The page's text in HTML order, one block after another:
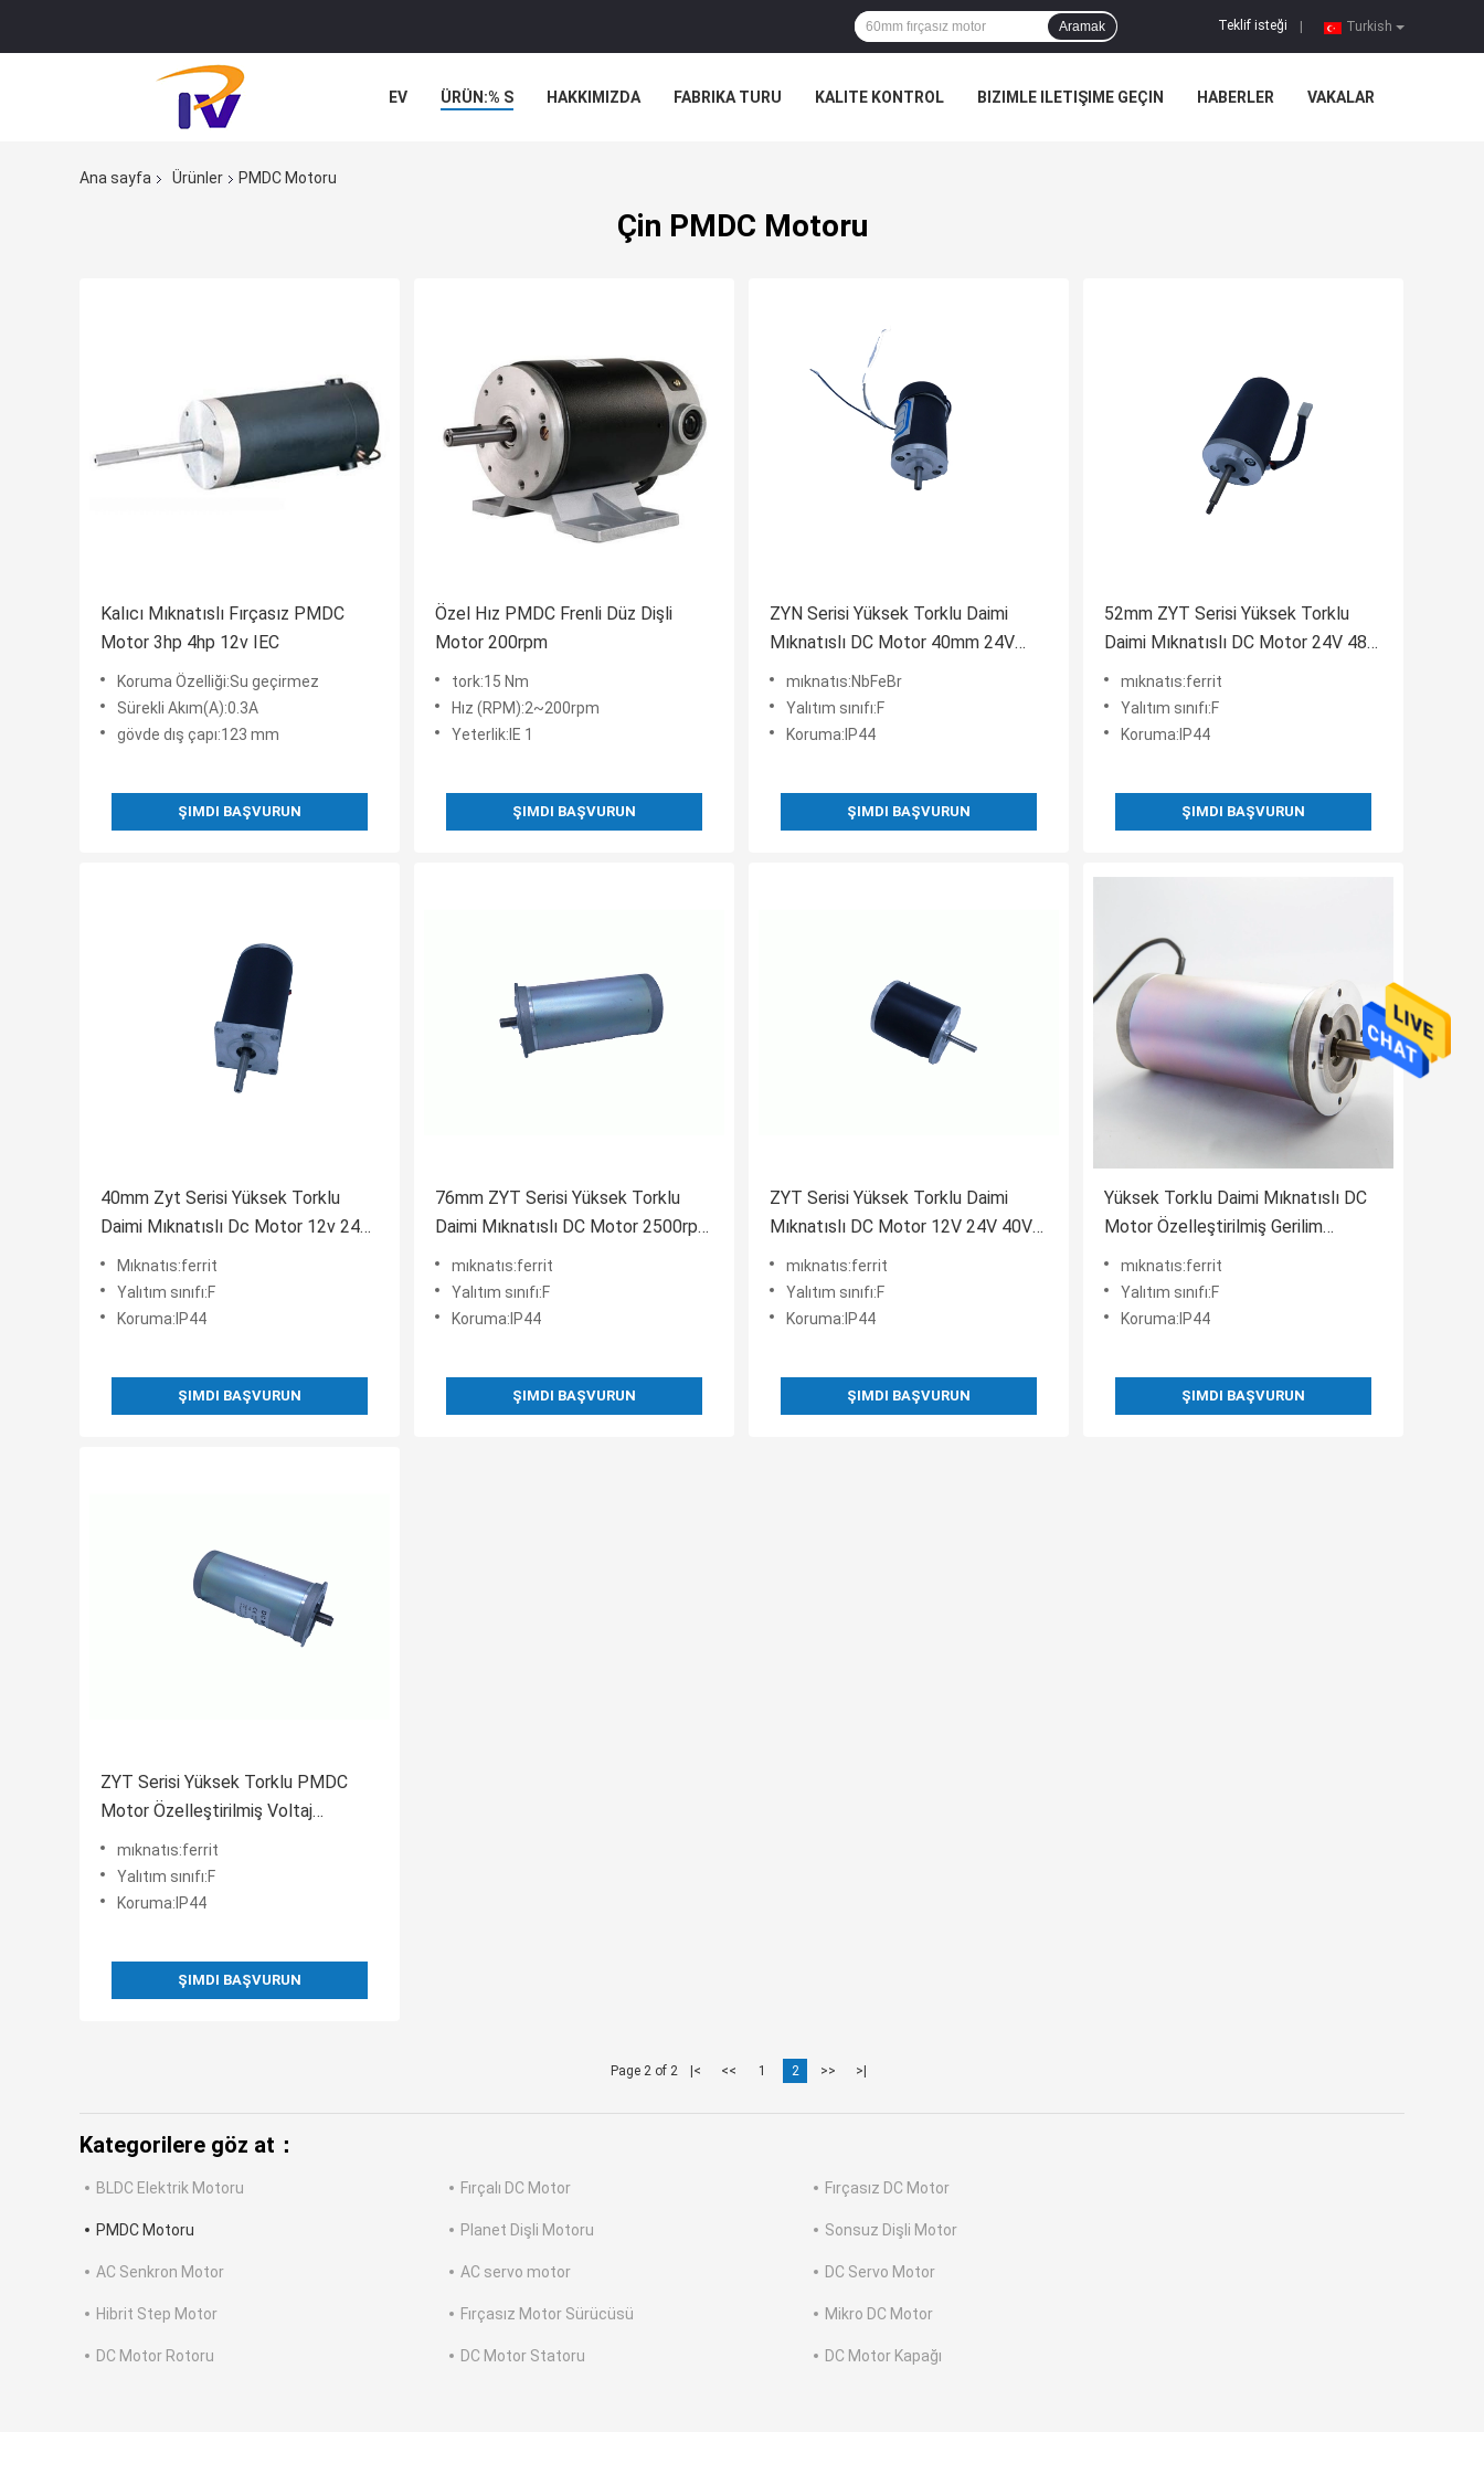
Turkish
Teklif isteği
Aramak
EV ÜRÜN:% S HAKKIMIZDA FABRIKA TURU KALITE KONTROL BIZIMLE ILETIŞIME GEÇIN HABERLER VAKALAR
Ana sayfa Ürünler PMDC Motoru
Çin PMDC Motoru
Kalıcı Mıknatıslı Fırçasız PMDC
Motor 3hp 4hp 12v IEC
Koruma Özelliği:Su geçirmez
Sürekli Akım(A):0.3A
gövde dış çapı:123 mm
ŞIMDI BAŞVURUN
Özel Hız PMDC Frenli Düz Dişli
Motor 200rpm
tork:15 Nm
Hız (RPM):2~200rpm
Yeterlik:IE 1
ŞIMDI BAŞVURUN
ZYN Serisi Yüksek Torklu Daimi
Mıknatıslı DC Motor 40mm 24V
1000-3000RPM
mıknatıs:NbFeBr
Yalıtım sınıfı:F
Koruma:IP44
ŞIMDI BAŞVURUN
52mm ZYT Serisi Yüksek Torklu
Daimi Mıknatıslı DC Motor 24V 48V
2600RPM 4300RPM
mıknatıs:ferrit
Yalıtım sınıfı:F
Koruma:IP44
ŞIMDI BAŞVURUN
40mm Zyt Serisi Yüksek Torklu
Daimi Mıknatıslı Dc Motor 12v 24v
2300rpm 4800rpm
Mıknatıs:ferrit
Yalıtım sınıfı:F
Koruma:IP44
ŞIMDI BAŞVURUN
76mm ZYT Serisi Yüksek Torklu
Daimi Mıknatıslı DC Motor 2500rpm
- 4250rpm
mıknatıs:ferrit
Yalıtım sınıfı:F
Koruma:IP44
ŞIMDI BAŞVURUN
ZYT Serisi Yüksek Torklu Daimi
Mıknatıslı DC Motor 12V 24V 40V
1800RPM 6300RPM
mıknatıs:ferrit
Yalıtım sınıfı:F
Koruma:IP44
ŞIMDI BAŞVURUN
Yüksek Torklu Daimi Mıknatıslı DC
Motor Özelleştirilmiş Gerilim
1500RPM 7000RPM 78mm
mıknatıs:ferrit
Yalıtım sınıfı:F
Koruma:IP44
ŞIMDI BAŞVURUN
ZYT Serisi Yüksek Torklu PMDC
Motor Özelleştirilmiş Voltaj
1500rpm 78mm
mıknatıs:ferrit
Yalıtım sınıfı:F
Koruma:IP44
ŞIMDI BAŞVURUN
Page 2 of 2 |< << 1 2 >> >|
Kategorilere göz at：
BLDC Elektrik Motoru Fırçalı DC Motor Fırçasız DC Motor
PMDC Motoru Planet Dişli Motoru Sonsuz Dişli Motor
AC Senkron Motor AC servo motor DC Servo Motor
Hibrit Step Motor Fırçasız Motor Sürücüsü Mikro DC Motor
DC Motor Rotoru DC Motor Statoru DC Motor Kapağı